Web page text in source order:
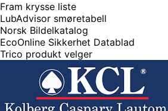
Fram krysse liste
LubAdvisor smøretabell
Norsk Bildelkatalog
EcoOnline Sikkerhet Datablad
Trico produkt velger